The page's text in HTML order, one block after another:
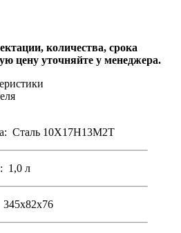
количества, срока
цену уточняйте у менеджера.
Сталь 10Х17Н13М2Т
1,0 л